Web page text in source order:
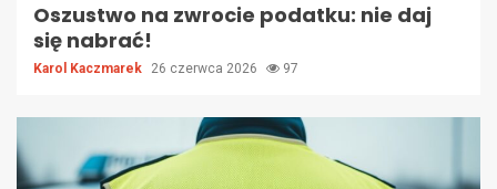
Oszustwo na zwrocie podatku: nie daj
się nabrać!
Karol Kaczmarek 26 czerwca 2026 97